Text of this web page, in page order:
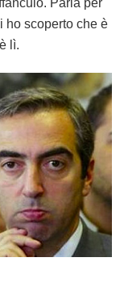
Parla per
ho scoperto che è
lì.